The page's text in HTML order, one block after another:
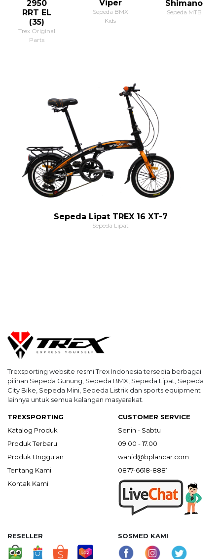
2950
RRT EL
(35)
Trex Original
Parts
Viper
Sepeda BMX
Kids
Shimano
Sepeda MTB
Sepeda Lipat TREX 16 XT-7
Sepeda Lipat
Trexsporting website resmi Trex Indonesia tersedia berbagai
pilihan Sepeda Gunung, Sepeda BMX, Sepeda Lipat, Sepeda
City Bike, Sepeda Mini, Sepeda Listrik dan sports equipment
lainnya untuk semua kalangan masyarakat.
TREXSPORTING
Katalog Produk
Produk Terbaru
Produk Unggulan
Tentang Kami
Kontak Kami
CUSTOMER SERVICE
Senin - Sabtu
09.00 - 17.00
wahid@bplancar.com
0877-6618-8881
RESELLER SOSMED KAMI